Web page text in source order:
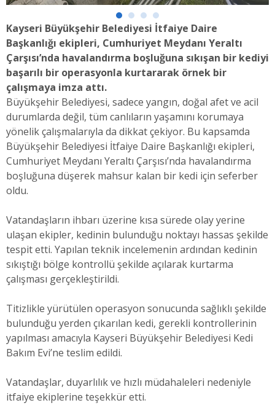
Kayseri Büyükşehir Belediyesi İtfaiye Daire
Başkanlığı ekipleri, Cumhuriyet Meydanı Yeraltı
Çarşısı’nda havalandırma boşluğuna sıkışan bir kediyi
başarılı bir operasyonla kurtararak örnek bir
çalışmaya imza attı.
Büyükşehir Belediyesi, sadece yangın, doğal afet ve acil
durumlarda değil, tüm canlıların yaşamını korumaya
yönelik çalışmalarıyla da dikkat çekiyor. Bu kapsamda
Büyükşehir Belediyesi İtfaiye Daire Başkanlığı ekipleri,
Cumhuriyet Meydanı Yeraltı Çarşısı’nda havalandırma
boşluğuna düşerek mahsur kalan bir kedi için seferber
oldu.
Vatandaşların ihbarı üzerine kısa sürede olay yerine
ulaşan ekipler, kedinin bulunduğu noktayı hassas şekilde
tespit etti. Yapılan teknik incelemenin ardından kedinin
sıkıştığı bölge kontrollü şekilde açılarak kurtarma
çalışması gerçekleştirildi.
Titizlikle yürütülen operasyon sonucunda sağlıklı şekilde
bulunduğu yerden çıkarılan kedi, gerekli kontrollerinin
yapılması amacıyla Kayseri Büyükşehir Belediyesi Kedi
Bakım Evi’ne teslim edildi.
Vatandaşlar, duyarlılık ve hızlı müdahaleleri nedeniyle
itfaiye ekiplerine teşekkür etti.